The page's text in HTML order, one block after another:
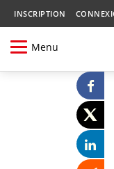
INSCRIPTION
Menu